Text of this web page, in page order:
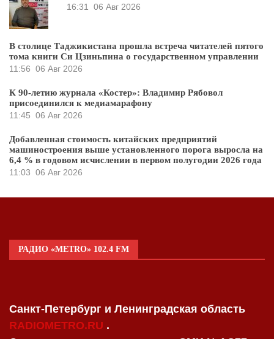
16:31
06 Авг 2026
В столице Таджикистана прошла встреча читателей пятого
тома книги Си Цзиньпина о государственном управлении
11:56 06 Авг 2026
К 90-летию журнала «Костер»: Владимир Рябовол
присоединился к медиамарафону
11:45 06 Авг 2026
Добавленная стоимость китайских предприятий
машиностроения выше установленного порога выросла на
6,4 % в годовом исчислении в первом полугодии 2026 года
11:03 06 Авг 2026
РАДИО «METRO» 102.4 FM
Санкт-Петербург и Ленинградская область
RADIOMETRO.RU .